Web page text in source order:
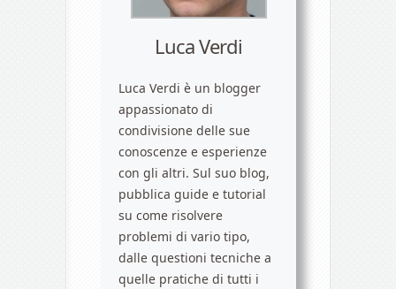
Luca Verdi
Luca Verdi è un blogger
appassionato di
condivisione delle sue
conoscenze e esperienze
con gli altri. Sul suo blog,
pubblica guide e tutorial
su come risolvere
problemi di vario tipo,
dalle questioni tecniche a
quelle pratiche di tutti i